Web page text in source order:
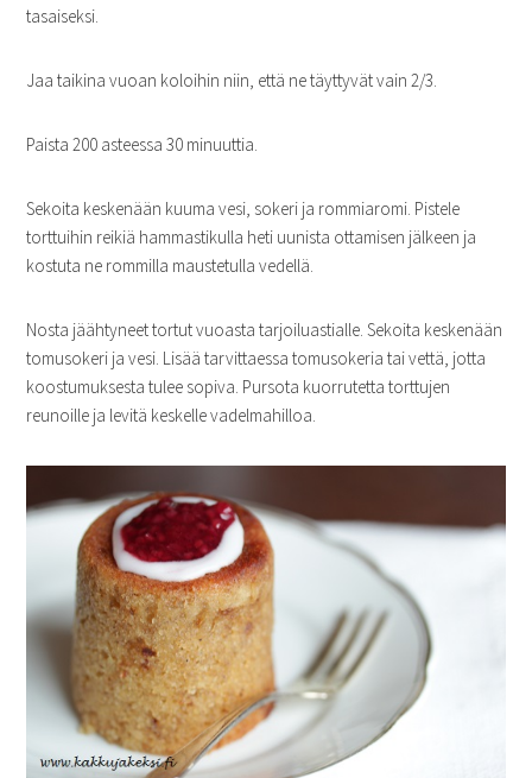
tasaiseksi.
Jaa taikina vuoan koloihin niin, että ne täyttyvät vain 2/3.
Paista 200 asteessa 30 minuuttia.
Sekoita keskenään kuuma vesi, sokeri ja rommiaromi. Pistele
torttuihin reikiä hammastikulla heti uunista ottamisen jälkeen ja
kostuta ne rommilla maustetulla vedellä.
Nosta jäähtyneet tortut vuoasta tarjoiluastialle. Sekoita keskenään
tomusokeri ja vesi. Lisää tarvittaessa tomusokeria tai vettä, jotta
koostumuksesta tulee sopiva. Pursota kuorrutetta torttujen
reunoille ja levitä keskelle vadelmahilloa.